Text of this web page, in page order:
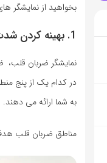
بخواهید از نمایشگر
1. بهینه کردن شدت تمرین
نمایشگر ضربان قلب،
در کدام یک از پنج
به شما ارائه می دهند.
مناطق ضربان قلب